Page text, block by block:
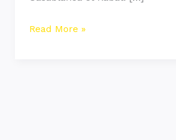
Read More »